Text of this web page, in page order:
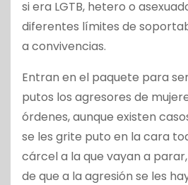
si era LGTB, hetero o
diferentes límites de
a convivencias.
Entran en el paquete para
putos los agresores de
órdenes, aunque existen
se les grite puto en la cara
cárcel a la que vayan a
de que a la agresión se les